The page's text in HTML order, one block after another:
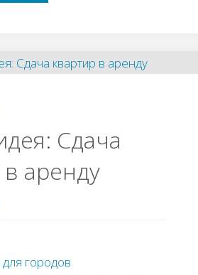
Передвижная
Сдача
аренду
городов